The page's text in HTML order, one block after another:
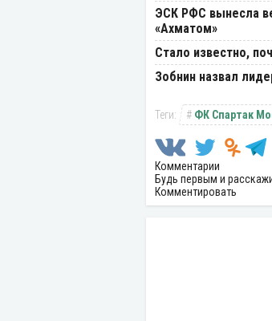
ЭСК РФС вынесла
«Ахматом»
Стало известно,
Зобнин назвал
ФК Спартак
Комментарии
Будь первым и
Комментировать